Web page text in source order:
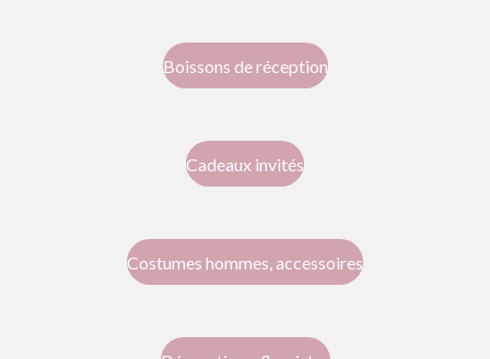
Boissons de réception
Cadeaux invités
Costumes hommes, accessoires